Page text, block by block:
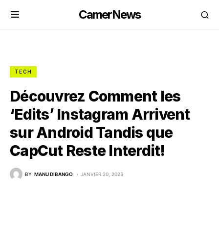
CamerNews
TECH
Découvrez Comment les
‘Edits’ Instagram Arrivent
sur Android Tandis que
CapCut Reste Interdit!
BY MANU DIBANGO JANVIER 20, 2025